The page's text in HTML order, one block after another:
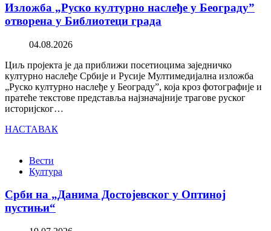
Изложба „Руско културно наслеђе у Београду”
отворена у Библиотеци града
04.08.2026
Циљ пројекта је да приближи посетиоцима заједничко
културно наслеђе Србије и Русије Мултимедијална изложба
„Руско културно наслеђе у Београду”, која кроз фотографије и
пратеће текстове представља најзначајније трагове руског
историјског…
НАСТАВАК
Вести
Култура
Срби на „Данима Достојевског у Оптиној
пустињи“